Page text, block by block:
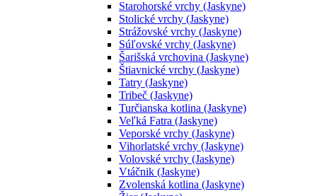
Starohorské vrchy (Jaskyne)
Stolické vrchy (Jaskyne)
Strážovské vrchy (Jaskyne)
Súľovské vrchy (Jaskyne)
Šarišská vrchovina (Jaskyne)
Štiavnické vrchy (Jaskyne)
Tatry (Jaskyne)
Tribeč (Jaskyne)
Turčianska kotlina (Jaskyne)
Veľká Fatra (Jaskyne)
Veporské vrchy (Jaskyne)
Vihorlatské vrchy (Jaskyne)
Volovské vrchy (Jaskyne)
Vtáčnik (Jaskyne)
Zvolenská kotlina (Jaskyne)